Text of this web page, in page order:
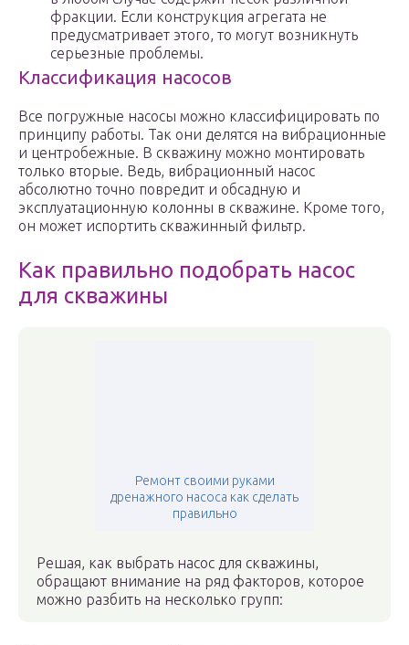
фракции. Если конструкция агрегата не
предусматривает этого, то могут возникнуть
серьезные проблемы.
Классификация насосов
Все погружные насосы можно классифицировать по
принципу работы. Так они делятся на вибрационные
и центробежные. В скважину можно монтировать
только вторые. Ведь, вибрационный насос
абсолютно точно повредит и обсадную и
эксплуатационную колонны в скважине. Кроме того,
он может испортить скважинный фильтр.
Как правильно подобрать насос
для скважины
Ремонт своими руками
дренажного насоса как сделать
правильно
Решая, как выбрать насос для скважины,
обращают внимание на ряд факторов, которое
можно разбить на несколько групп: